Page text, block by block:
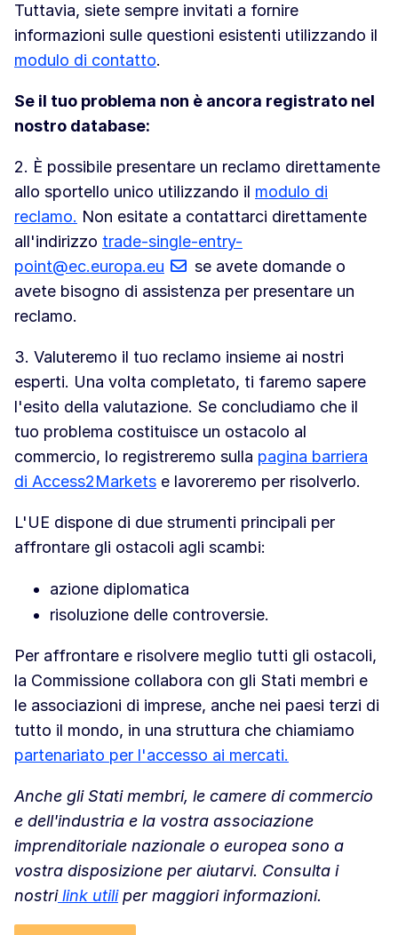
Tuttavia, siete sempre invitati a fornire
informazioni sulle questioni esistenti utilizzando il
modulo di contatto.
Se il tuo problema non è ancora registrato nel
nostro database:
2. È possibile presentare un reclamo direttamente
allo sportello unico utilizzando il modulo di
reclamo. Non esitate a contattarci direttamente
all'indirizzo trade-single-entry-
point@ec.europa.eu
se avete domande o
avete bisogno di assistenza per presentare un
reclamo.
3. Valuteremo il tuo reclamo insieme ai nostri
esperti. Una volta completato, ti faremo sapere
l'esito della valutazione. Se concludiamo che il
tuo problema costituisce un ostacolo al
commercio, lo registreremo sulla pagina barriera
di Access2Markets e lavoreremo per risolverlo.
L'UE dispone di due strumenti principali per
affrontare gli ostacoli agli scambi:
azione diplomatica
risoluzione delle controversie.
Per affrontare e risolvere meglio tutti gli ostacoli,
la Commissione collabora con gli Stati membri e
le associazioni di imprese, anche nei paesi terzi di
tutto il mondo, in una struttura che chiamiamo
partenariato per l'accesso ai mercati.
Anche gli Stati membri, le camere di commercio
e dell'industria e la vostra associazione
imprenditoriale nazionale o europea sono a
vostra disposizione per aiutarvi. Consulta i
nostrilink utili per maggiori informazioni.